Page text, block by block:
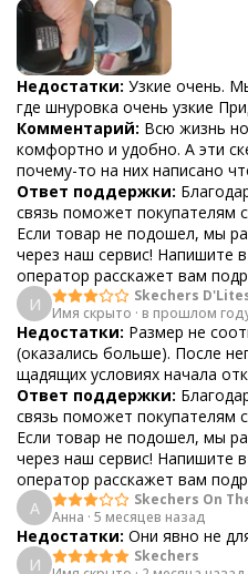
Недостатки: Узкие очень.
где шнуровка очень узкие
Комментарий: Всю жизнь
комфортно и удобно. А эти
почему-то на них написано
Ответ поддержки:
связь поможет покупателям
Если товар не подошел, мы
через наш сервис! Напишите
оператор расскажет вам
И
Skechers
Имя скрыто · в прошлом
Недостатки: Размер не
(оказались больше). После
щадящих условиях начала
Ответ поддержки:
связь поможет покупателям
Если товар не подошел, мы
через наш сервис! Напишите
оператор расскажет вам
А
Skechers On
Анна · 5 месяцев назад
Недостатки: Они явно не
И
Skechers